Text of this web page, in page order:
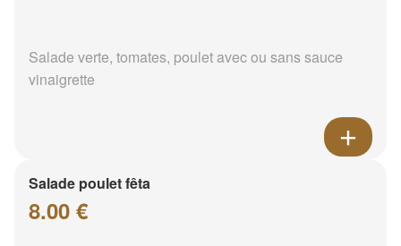
Salade verte, tomates, poulet avec ou sans sauce
vinaigrette
Salade poulet fêta
8.00 €